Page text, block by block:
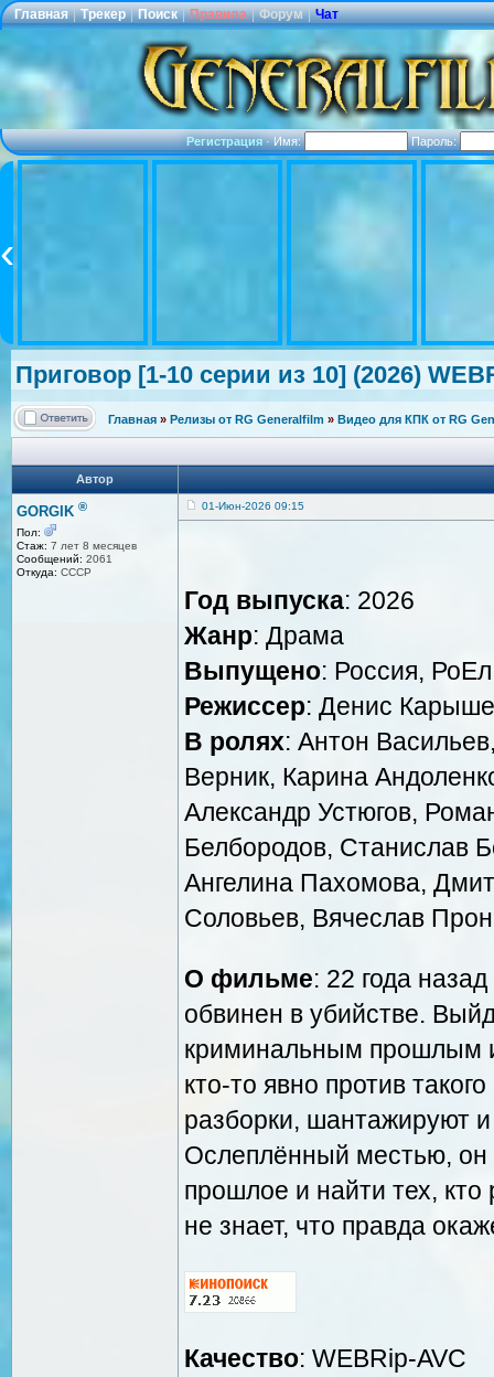
Главная | Трекер | Поиск | Правила | Форум | Чат
Регистрация·Имя: Пароль:
Приговор [1-10 серии из 10] (2026)
Главная » Релизы от RG Generalfilm » Видео для КПК от RG
Автор
GORGIK ®
Пол:
Стаж: 7 лет 8 месяцев
Сообщений: 2061
Откуда: СССР
01-Июн-2026 09:15
Год выпуска: 2026
Жанр: Драма
Выпущено: Россия,
Режиссер: Денис
В ролях: Антон
Верник, Карина
Александр Устюгов,
Белбородов, Станислав
Ангелина Пахомова,
Соловьев, Вячеслав
О фильме: 22 года
обвинен в убийстве.
криминальным прошлым
кто-то явно против
разборки, шантажируют
Ослеплённый местью, он
прошлое и найти тех,
не знает, что правда
Качество: WEBRip-AVC